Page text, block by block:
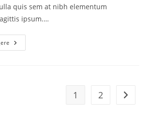
quis sem at nibh elementum
ipsum.…
Luctus
Non
1 2 Vai alla